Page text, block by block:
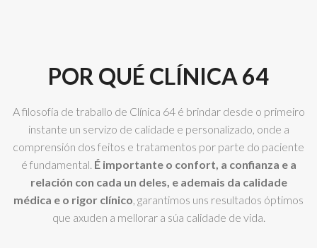
POR QUÉ CLÍNICA 64
A filosofía de traballo de Clínica 64 é brindar desde o primeiro
instante un servizo de calidade e personalizado, onde a
comprensión dos feitos e tratamentos por parte do paciente
é fundamental. É importante o confort, a confianza e a
relación con cada un deles, e ademais da calidade
médica e o rigor clínico, garantimos uns resultados óptimos
que axuden a mellorar a súa calidade de vida.